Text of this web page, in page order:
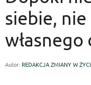
siebie,
własnego
Autor: REDAKCJA ZMIANY W